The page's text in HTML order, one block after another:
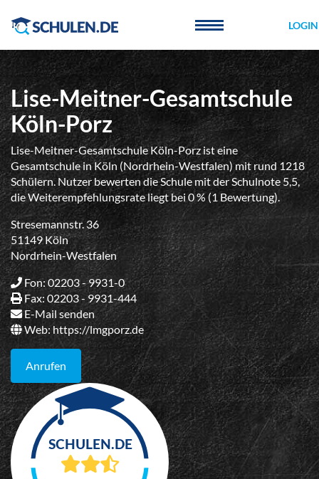
LOGIN
Lise-Meitner-Gesamtschule
Köln-Porz
Lise-Meitner-Gesamtschule Köln-Porz ist eine
Gesamtschule in Köln (Nordrhein-Westfalen) mit rund 1218
Schülern. Nutzer bewerten die Schule mit der Schulnote 5,5,
die Weiterempfehlungsrate liegt bei 0 % (1 Bewertung).
Stresemannstr. 36
51149 Köln
Nordrhein-Westfalen
Fon: 02203 - 9931-0
Fax: 02203 - 9931-444
E-Mail senden
Web:https://lmgporz.de
Anrufen